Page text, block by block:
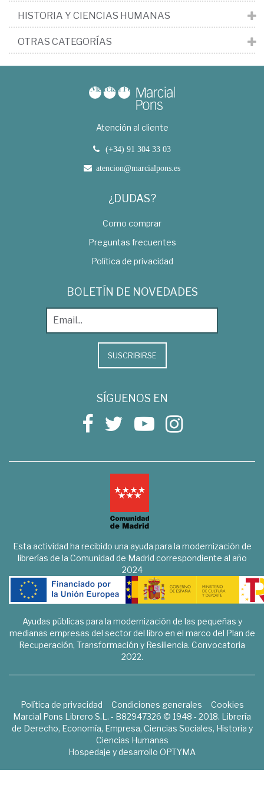
HISTORIA Y CIENCIAS HUMANAS
OTRAS CATEGORÍAS
Atención al cliente
(+34) 91 304 33 03
atencion@marcialpons.es
¿DUDAS?
Como comprar
Preguntas frecuentes
Política de privacidad
BOLETÍN DE NOVEDADES
SUSCRIBIRSE
SÍGUENOS EN
Esta actividad ha recibido una ayuda para la modernización de
librerías de la Comunidad de Madrid correspondiente al año
2024
Ayudas públicas para la modernización de las pequeñas y
medianas empresas del sector del libro en el marco del Plan de
Recuperación, Transformación y Resiliencia. Convocatoria
2022.
Política de privacidad Condiciones generales
Cookies
Marcial Pons Librero S.L. - B82947326 © 1948 - 2018. Librería
de Derecho, Economía, Empresa, Ciencias Sociales, Historia y
Ciencias Humanas
Hospedaje y desarrollo OPTYMA